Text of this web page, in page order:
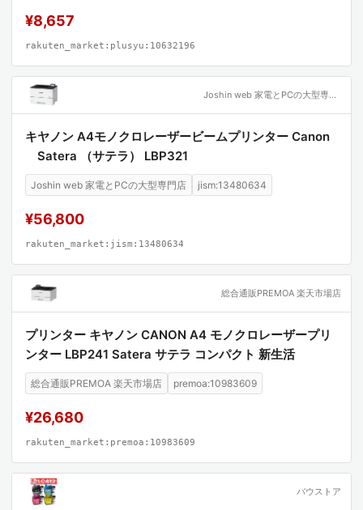
¥8,657
rakuten_market:plusyu:10632196
Joshin web 家電とPCの大型専門店
キヤノン A4モノクロレーザービームプリンター Canon
Satera （サテラ） LBP321
Joshin web 家電とPCの大型専門店 jism:13480634
¥56,800
rakuten_market:jism:13480634
総合通販PREMOA 楽天市場店
プリンター キヤノン CANON A4 モノクロレーザープリ
ンター LBP241 Satera サテラ コンパクト 新生活
総合通販PREMOA 楽天市場店 premoa:10983609
¥26,680
rakuten_market:premoa:10983609
バウストア